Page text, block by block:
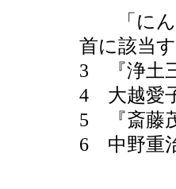
「にん
首に該当
3 『浄土
4 大越愛
5 『斎藤
6 中野重